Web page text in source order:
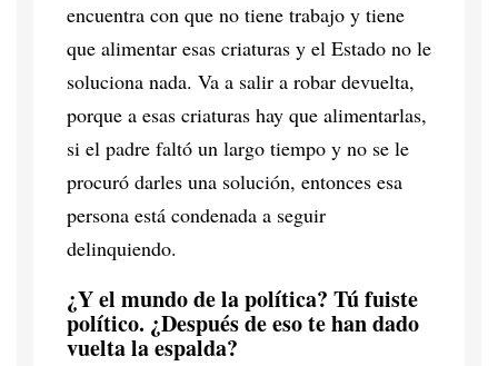
encuentra con que no tiene trabajo y tiene
que alimentar esas criaturas y el Estado no le
soluciona nada. Va a salir a robar devuelta,
porque a esas criaturas hay que alimentarlas,
si el padre faltó un largo tiempo y no se le
procuró darles una solución, entonces esa
persona está condenada a seguir
delinquiendo.
¿Y el mundo de la política? Tú fuiste
político. ¿Después de eso te han dado
vuelta la espalda?